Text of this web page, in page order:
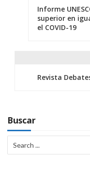
i
ó
n
Informe
superior en
el COVID-19
Revista
Buscar
for: